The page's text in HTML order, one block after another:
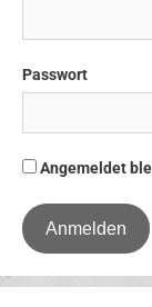
Passwort
Angemeldet